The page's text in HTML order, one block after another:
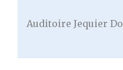
Auditoire Jequier